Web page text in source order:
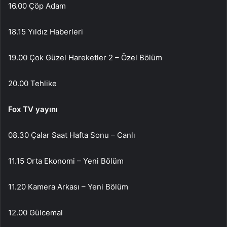
16.00 Çöp Adam
18.15 Yıldız Haberleri
19.00 Çok Güzel Hareketler 2 – Özel Bölüm
20.00 Tehlike
Fox TV yayını
08.30 Çalar Saat Hafta Sonu – Canlı
11.15 Orta Ekonomi – Yeni Bölüm
11.20 Kamera Arkası – Yeni Bölüm
12.00 Gülcemal